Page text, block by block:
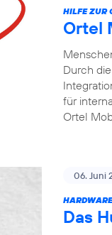
HILFE ZUR
Ortel
Durch
für
Ortel
06. Juni
Das